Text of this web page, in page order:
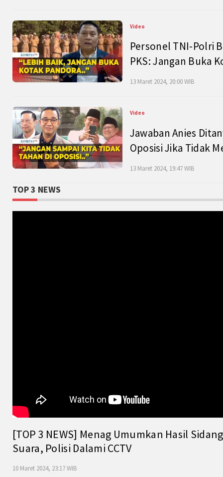
Video
Personel TNI-Polri
PKS: Jangan Buka
13 Maret 2024, 20:00 WIB
Video
Jawaban Anies
Oposisi Jika Tidak
13 Maret 2024, 19:47 WIB
TOP 3 NEWS
[TOP 3 NEWS] Menag Umumkan Hasil
Suara, Polisi Dalami CCTV
10 Maret 2024, 23:17 WIB